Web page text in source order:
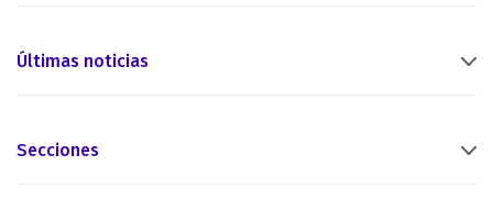
Últimas noticias
Secciones